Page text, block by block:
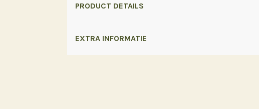
PRODUCT DETAILS
EXTRA INFORMATIE